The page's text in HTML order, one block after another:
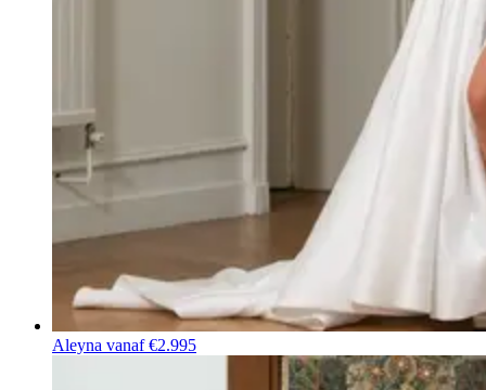
Aleyna vanaf €2.995